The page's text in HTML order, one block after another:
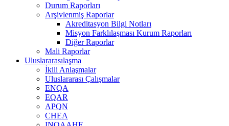
Durum Raporları
Arşivlenmiş Raporlar
Akreditasyon Bilgi Notları
Misyon Farklılaşması Kurum Raporları
Diğer Raporlar
Mali Raporlar
Uluslararasılaşma
İkili Anlaşmalar
Uluslararası Çalışmalar
ENQA
EQAR
APQN
CHEA